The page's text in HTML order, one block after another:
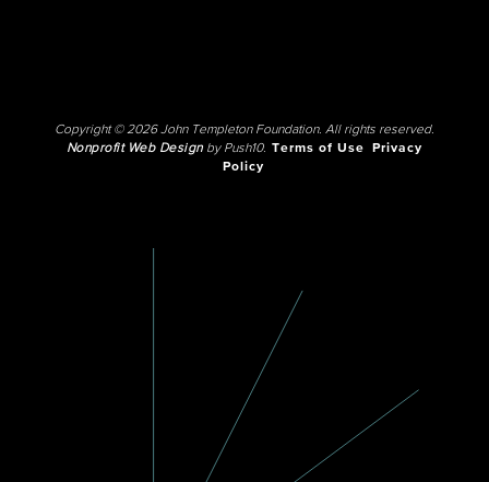
Copyright © 2026 John Templeton Foundation. All rights reserved.
Nonprofit Web Designby Push10. Terms of Use
Privacy
Policy